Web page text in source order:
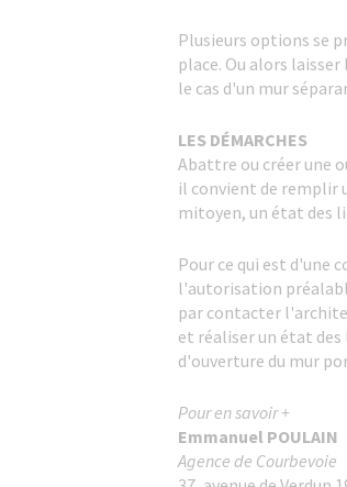
Plusieurs options se
place. Ou alors
le cas d'un mur
LES DÉMARCHES
Abattre ou créer une
il convient de remplir
mitoyen, un état des
Pour ce qui est d'une
l'autorisation
par contacter
et réaliser un état
d'ouverture du mur
Pour en savoir +
Emmanuel POULAIN
Agence de Courbevoie